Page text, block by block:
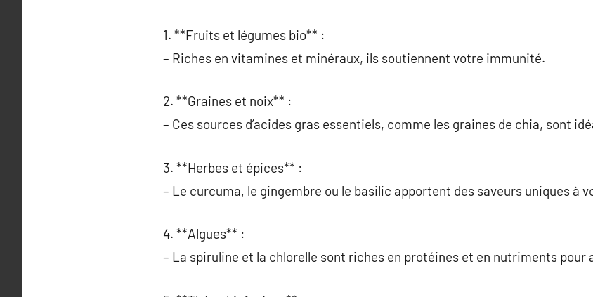
1. **Fruits et légumes bio** :
– Riches en vitamines et minéraux, ils soutiennent votre immunité.
2. **Graines et noix** :
– Ces sources d’acides gras essentiels, comme les graines de chia, sont
3. **Herbes et épices** :
– Le curcuma, le gingembre ou le basilic apportent des saveurs uniques à
4. **Algues** :
– La spiruline et la chlorelle sont riches en protéines et en nutriments pour